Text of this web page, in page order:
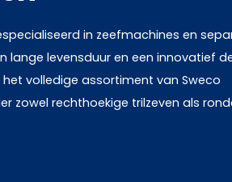
in zeefmachines en
lange levensduur en een innovatief
volledige assortiment van Sweco
zowel rechthoekige trilzeven als